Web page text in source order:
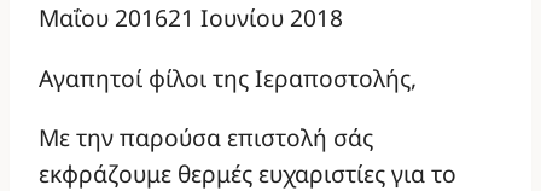
Μαΐου 201621 Ιουνίου 2018
Αγαπητοί φίλοι της Ιεραποστολής,
Με την παρούσα επιστολή σάς
εκφράζουμε θερμές ευχαριστίες για το